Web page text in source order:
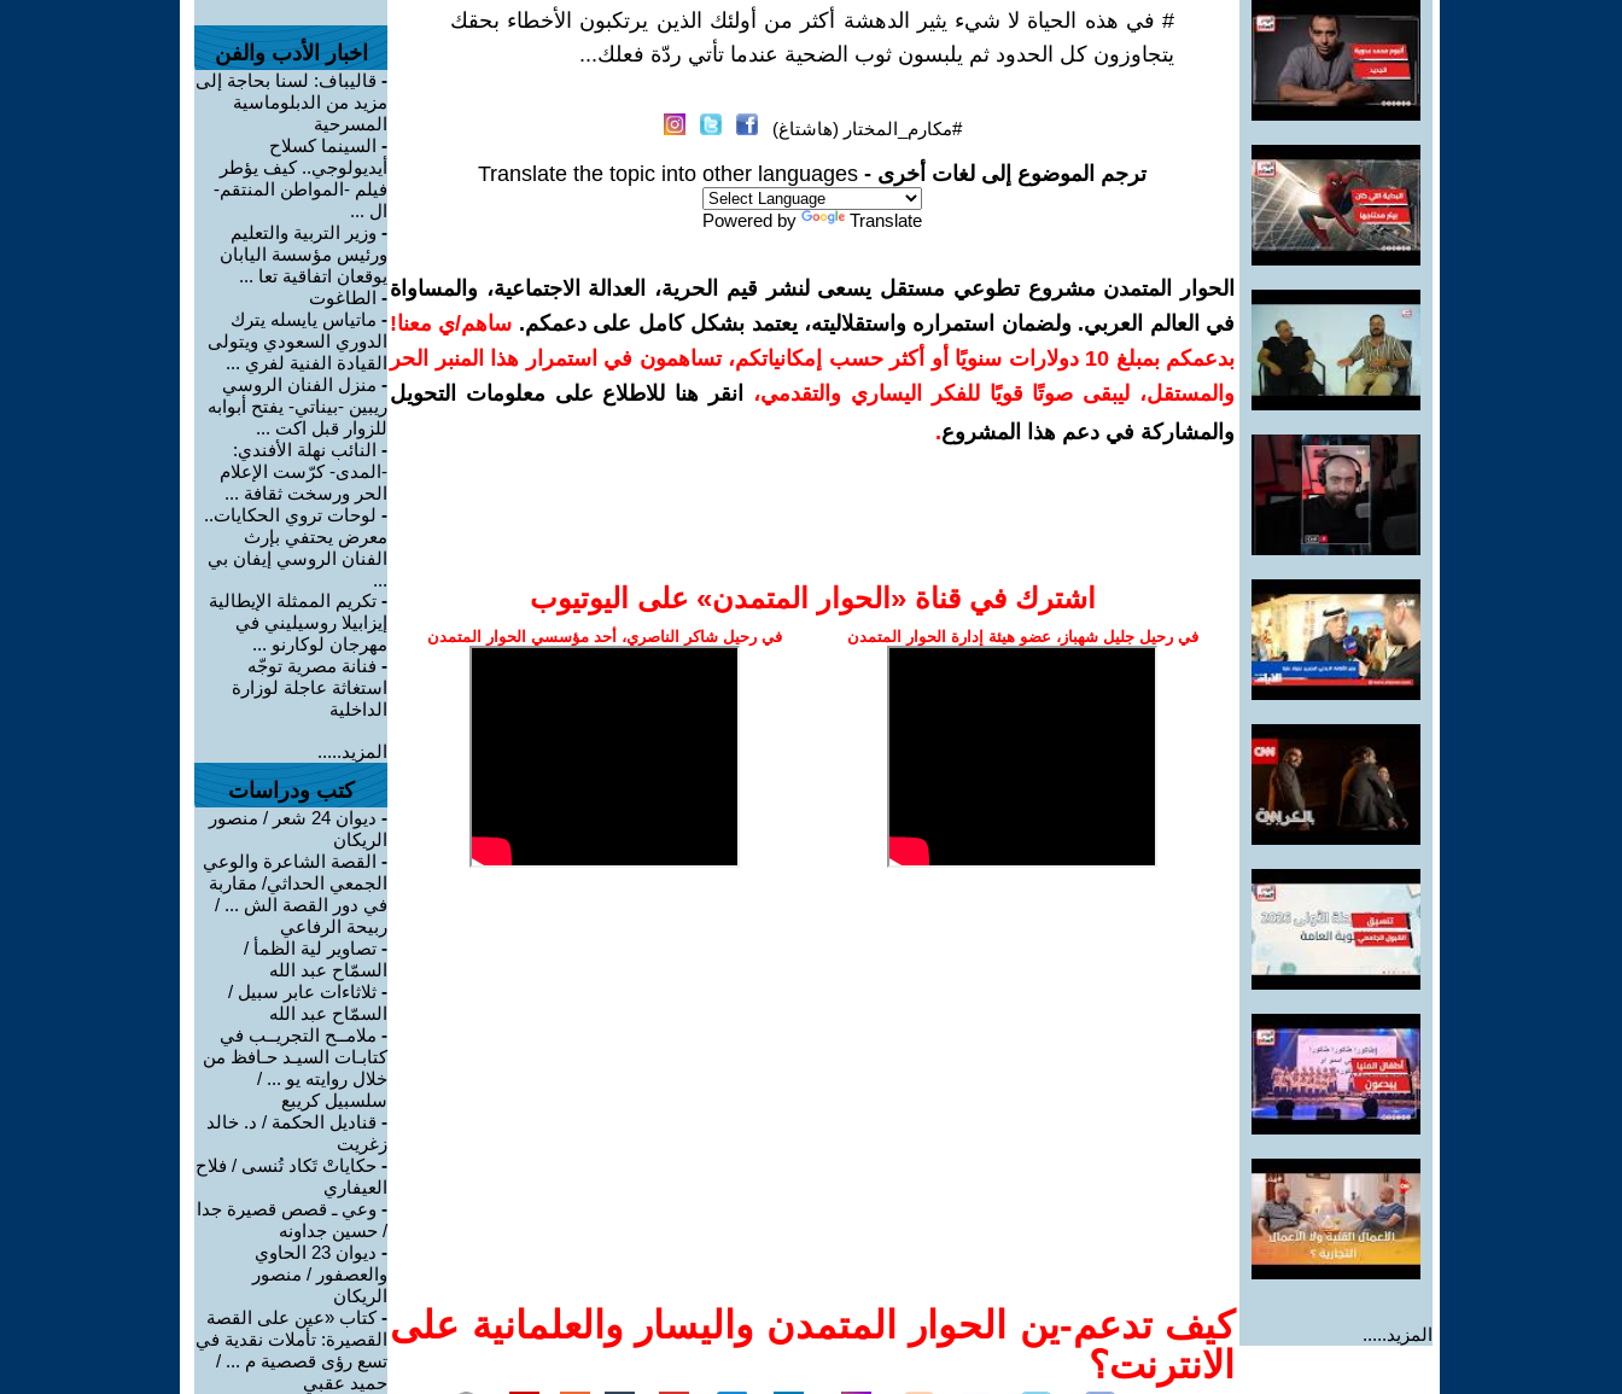
المزيد.....
# في هذه الحياة لا شيء يثير الدهشة أكثر من أولئك الذين يرتكبون الأخطاء بحقك
يتجاوزون كل الحدود ثم يلبسون ثوب الضحية عندما تأتي ردّة فعلك...
#مكارم_المختار (هاشتاغ)
ترجم الموضوع إلى لغات أخرى - Translate the topic into other languages
Powered by Translate
الحوار المتمدن مشروع تطوعي مستقل يسعى لنشر قيم الحرية، العدالة الاجتماعية، والمساواة
في العالم العربي. ولضمان استمراره واستقلاليته، يعتمد بشكل كامل على دعمكم. ساهم/ي معنا!
بدعمكم بمبلغ 10 دولارات سنويًا أو أكثر حسب إمكانياتكم، تساهمون في استمرار هذا المنبر الحر
والمستقل، ليبقى صوتًا قويًا للفكر اليساري والتقدمي،
انقر هنا للاطلاع على معلومات التحويل
والمشاركة في دعم هذا المشروع.
اشترك في قناة ‫«الحوار المتمدن» على اليوتيوب
في رحيل جليل شهباز، عضو هيئة إدارة الحوار المتمدن في رحيل شاكر الناصري، أحد مؤسسي الحوار المتمدن
كيف تدعم-ين الحوار المتمدن واليسار والعلمانية على
الانترنت؟
اخبار الأدب والفن
- قاليباف: لسنا بحاجة إلى
مزيد من الدبلوماسية
المسرحية
- السينما كسلاح
أيديولوجي.. كيف يؤطر
فيلم -المواطن المنتقم-
ال ...
- وزير التربية والتعليم
ورئيس مؤسسة اليابان
يوقعان اتفاقية تعا ...
- الطاغوت
- ماتياس يايسله يترك
الدوري السعودي ويتولى
القيادة الفنية لفري ...
- منزل الفنان الروسي
ريبين -بيناتي- يفتح أبوابه
للزوار قبل اكت ...
- النائب نهلة الأفندي:
-المدى- كرّست الإعلام
الحر ورسخت ثقافة ...
- لوحات تروي الحكايات..
معرض يحتفي بإرث
الفنان الروسي إيفان بي
...
- تكريم الممثلة الإيطالية
إيزابيلا روسيليني في
مهرجان لوكارنو ...
- فنانة مصرية توجّه
استغاثة عاجلة لوزارة
الداخلية
المزيد.....
كتب ودراسات
-
ديوان 24 شعر / منصور
الريكان
- القصة الشاعرة والوعي
الجمعي الحداثي/ مقاربة
في دور القصة الش ... /
ربيحة الرفاعي
- تصاوير لية الظمأ /
السمّاح عبد الله
- ثلاثاءات عابر سبيل /
السمّاح عبد الله
- ملامــح التجريــب في
كتابـات السيـد حـافظ من
خلال روايته يو ... /
سلسبيل كريبع
- قناديل الحكمة / د. خالد
زغريت
- حكاياتْ تَكاد تُنسى / فلاح
العيفاري
- وعي ـ قصص قصيرة جدا
/ حسين جداونه
-
ديوان 23 الحاوي
والعصفور / منصور
الريكان
-كتاب «عين على القصة
القصيرة: تأملات نقدية في
تسع رؤى قصصية م ... /
حميد عقبي